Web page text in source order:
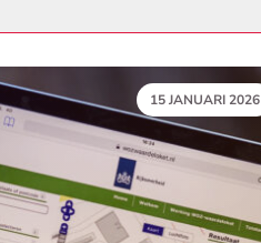
DATUM:
15 JANUARI 2026